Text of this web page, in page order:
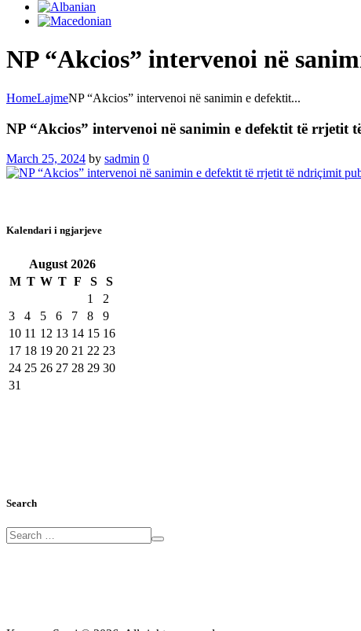
NP “Akcios” intervenoi në
HomeLajmeNP “Akcios” intervenoi në sanimin e defektit...
NP “Akcios” intervenoi në sanimin e defektit të
March 25, 2024 by sadmin 0
Kalendari i ngjarjeve
August 2026
M T W T F S
S
1
2
3
4 5 6 7 8
9
10 11 12 13 14 15 16
17 18 19 20 21 22 23
24 25 26 27 28 29 30
31
Search